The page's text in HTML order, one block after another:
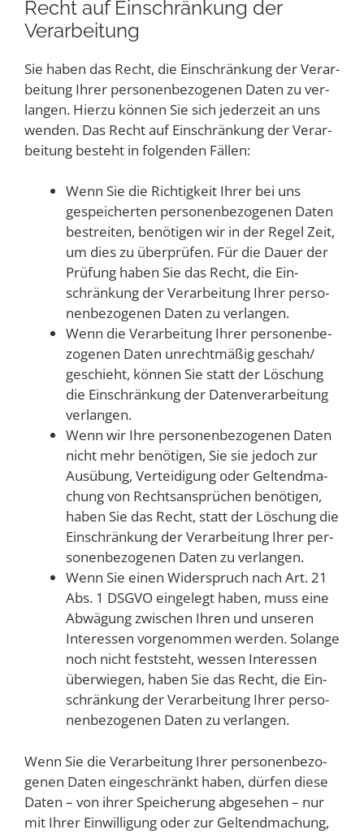
Recht auf Ein­schrän­kung der
Verarbeitung
Sie haben das Recht, die Ein­schrän­kung der Ver­ar­
bei­tung Ihrer per­so­nen­be­zo­ge­nen Daten zu ver­
lan­gen. Hier­zu kön­nen Sie sich jeder­zeit an uns
wen­den. Das Recht auf Ein­schrän­kung der Ver­ar­
bei­tung besteht in fol­gen­den Fällen:
Wenn Sie die Rich­tig­keit Ihrer bei uns
gespei­cher­ten per­so­nen­be­zo­ge­nen Daten
bestrei­ten, benö­ti­gen wir in der Regel Zeit,
um dies zu über­prü­fen. Für die Dau­er der
Prü­fung haben Sie das Recht, die Ein­
schrän­kung der Ver­ar­bei­tung Ihrer per­so­
nen­be­zo­ge­nen Daten zu verlangen.
Wenn die Ver­ar­bei­tung Ihrer per­so­nen­be­
zo­ge­nen Daten unrecht­mä­ßig geschah/​
geschieht, kön­nen Sie statt der Löschung
die Ein­schrän­kung der Daten­ver­ar­bei­tung
verlangen.
Wenn wir Ihre per­so­nen­be­zo­ge­nen Daten
nicht mehr benö­ti­gen, Sie sie jedoch zur
Aus­übung, Ver­tei­di­gung oder Gel­tend­ma­
chung von Rechts­an­sprü­chen benö­ti­gen,
haben Sie das Recht, statt der Löschung die
Ein­schrän­kung der Ver­ar­bei­tung Ihrer per­
so­nen­be­zo­ge­nen Daten zu verlangen.
Wenn Sie einen Wider­spruch nach Art. 21
Abs. 1 DSGVO ein­ge­legt haben, muss eine
Abwä­gung zwi­schen Ihren und unse­ren
Inter­es­sen vor­ge­nom­men wer­den. Solan­ge
noch nicht fest­steht, wes­sen Inter­es­sen
über­wie­gen, haben Sie das Recht, die Ein­
schrän­kung der Ver­ar­bei­tung Ihrer per­so­
nen­be­zo­ge­nen Daten zu verlangen.
Wenn Sie die Ver­ar­bei­tung Ihrer per­so­nen­be­zo­
ge­nen Daten ein­ge­schränkt haben, dür­fen die­se
Daten – von ihrer Spei­che­rung abge­se­hen – nur
mit Ihrer Ein­wil­li­gung oder zur Gel­tend­ma­chung,